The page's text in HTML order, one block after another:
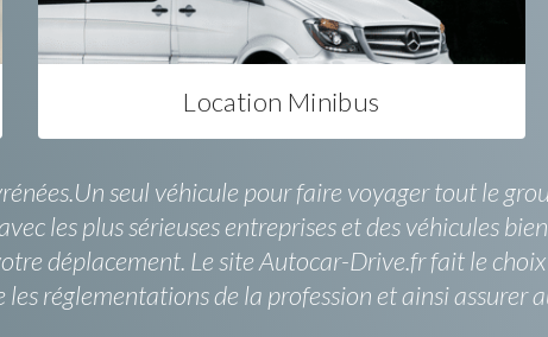
Location Minibus
seul véhicule pour faire voyager tout le
les plus sérieuses entreprises et des véhicules
déplacement. Le site Autocar-Drive.fr fait le
réglementations de la profession et ainsi assurer